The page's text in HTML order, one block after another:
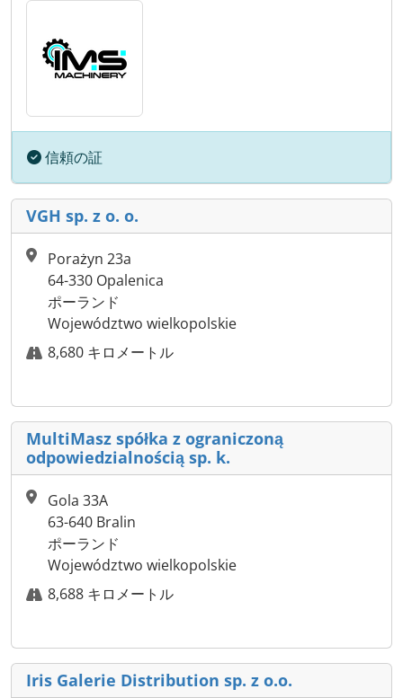
信頼の証
VGH sp. z o. o.
Porażyn 23a
64-330 Opalenica
ポーランド
Województwo wielkopolskie
8,680 キロメートル
MultiMasz spółka z ograniczoną
odpowiedzialnością sp. k.
Gola 33A
63-640 Bralin
ポーランド
Województwo wielkopolskie
8,688 キロメートル
Iris Galerie Distribution sp. z o.o.